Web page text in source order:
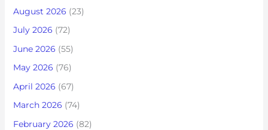
August 2026 (23)
July 2026 (72)
June 2026 (55)
May 2026 (76)
April 2026 (67)
March 2026 (74)
February 2026 (82)